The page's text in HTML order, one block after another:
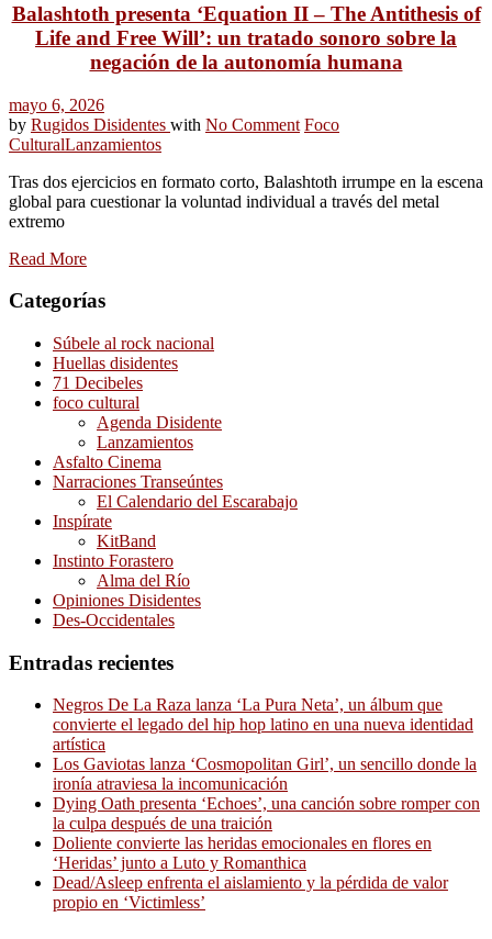
Balashtoth presenta ‘Equation II – The Antithesis of
Life and Free Will’: un tratado sonoro sobre la
negación de la autonomía humana
mayo 6, 2026
by Rugidos Disidentes with No Comment Foco
CulturalLanzamientos
Tras dos ejercicios en formato corto, Balashtoth irrumpe en la escena
global para cuestionar la voluntad individual a través del metal
extremo
Read More
Categorías
Súbele al rock nacional
Huellas disidentes
71 Decibeles
foco cultural
Agenda Disidente
Lanzamientos
Asfalto Cinema
Narraciones Transeúntes
El Calendario del Escarabajo
Inspírate
KitBand
Instinto Forastero
Alma del Río
Opiniones Disidentes
Des-Occidentales
Entradas recientes
Negros De La Raza lanza ‘La Pura Neta’, un álbum que
convierte el legado del hip hop latino en una nueva identidad
artística
Los Gaviotas lanza ‘Cosmopolitan Girl’, un sencillo donde la
ironía atraviesa la incomunicación
Dying Oath presenta ‘Echoes’, una canción sobre romper con
la culpa después de una traición
Doliente convierte las heridas emocionales en flores en
‘Heridas’ junto a Luto y Romanthica
Dead/Asleep enfrenta el aislamiento y la pérdida de valor
propio en ‘Victimless’